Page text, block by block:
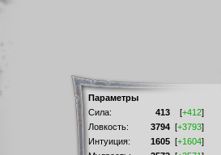
Параметры
Сила:
413 [+412]
Ловкость:
3794 [+3793]
Интуиция:
1605 [+1604]